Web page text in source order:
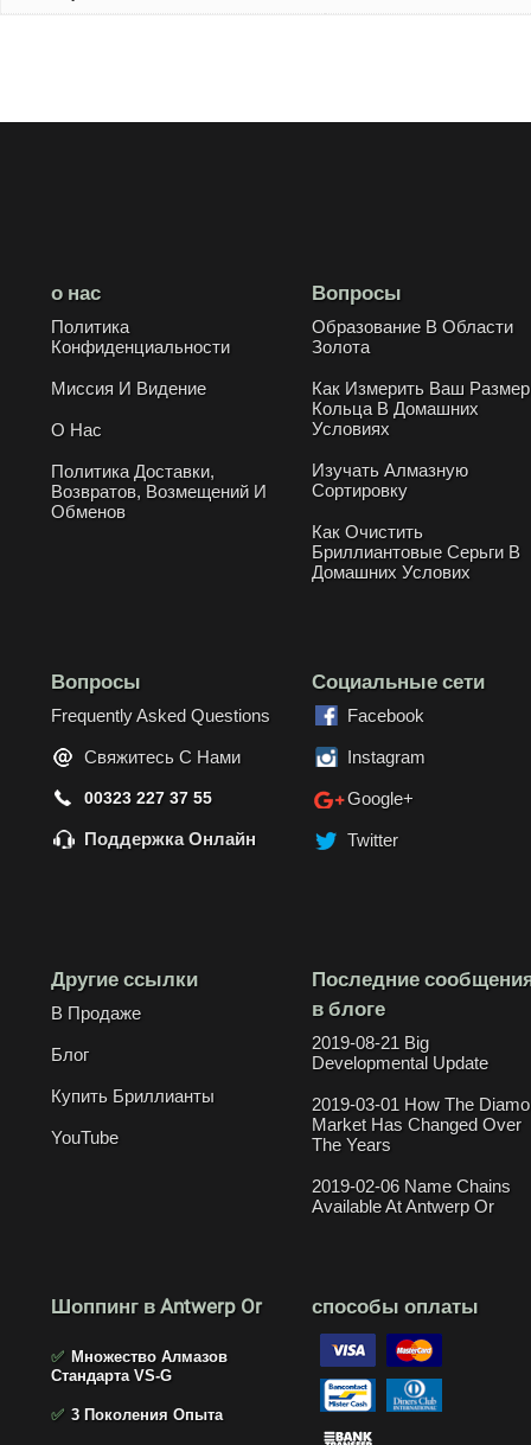
о нас
Политика
Конфиденциальности
Миссия И Видение
О Нас
Политика Доставки,
Возвратов, Возмещений И
Обменов
Вопросы
Образование В Области
Золота
Как Измерить Ваш Размер
Кольца В Домашних
Условиях
Изучать Алмазную
Сортировку
Как Очистить
Бриллиантовые Серьги В
Домашних Услових
Вопросы
Frequently Asked Questions
Свяжитесь С Нами
00323 227 37 55
Поддержка Онлайн
Социальные сети
Facebook
Instagram
Google+
Twitter
Другие ссылки
В Продаже
Блог
Купить Бриллианты
YouTube
Последние
в блоге
2019-08-21 Big
Developmental Update
2019-03-01 How The
Market Has Changed Over
The Years
2019-02-06 Name Chains
Available At Antwerp Or
Шоппинг в Antwerp Or
✅ Множество Алмазов
Стандарта VS-G
✅ 3 Поколения Опыта
способы оплаты